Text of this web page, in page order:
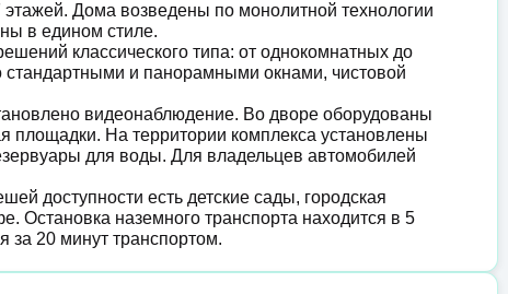
Дома возведены по монолитной технологии
в едином стиле.
классического типа: от однокомнатных до
и панорамными окнами, чистовой
видеонаблюдение. Во дворе оборудованы
площадки. На территории комплекса установлены
для воды. Для владельцев автомобилей
доступности есть детские сады, городская
Остановка наземного транспорта находится в 5
за 20 минут транспортом.